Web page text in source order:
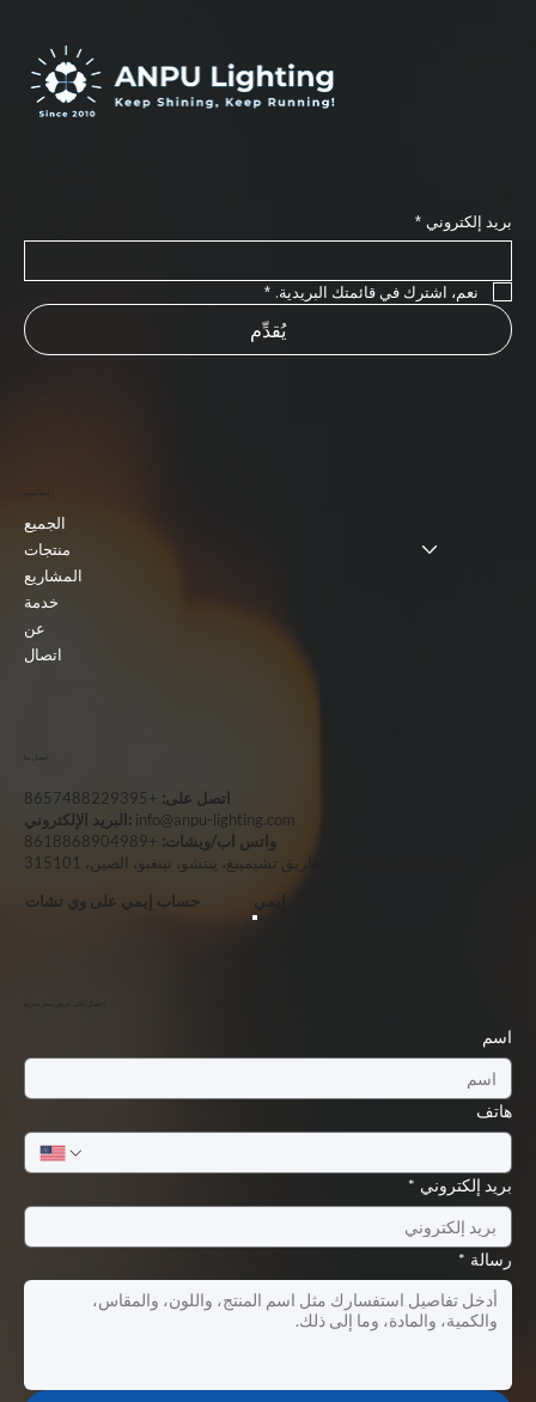
اسم
هاتف
بريد إلكتروني *
رسالة *
اتصل على: +8657488229395
البريد الإلكتروني: info@anpu-lighting.com
واتس اب/ويشات: +8618868904989
حساب إيمي على وي تشات
واتساب إيمي
الجميع
منتجات
المشاريع
خدمة
عن
اتصال
بريد إلكتروني *
نعم، اشترك في قائمتك البريدية. *
يُقدِّم